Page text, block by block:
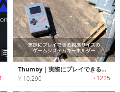
Thumby｜実際にプレイできる親指サイズのゲームシステムキーホルダー「サンビー」
¥ 10,290 +1225